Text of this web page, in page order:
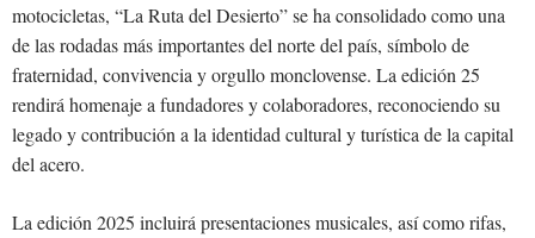
motocicletas, “La Ruta del Desierto” se ha consolidado como una
de las rodadas más importantes del norte del país, símbolo de
fraternidad, convivencia y orgullo monclovense. La edición 25
rendirá homenaje a fundadores y colaboradores, reconociendo su
legado y contribución a la identidad cultural y turística de la capital
del acero.
La edición 2025 incluirá presentaciones musicales, así como rifas,